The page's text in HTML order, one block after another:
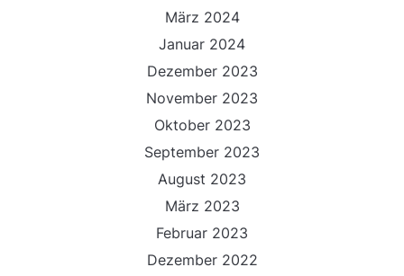
März 2024
Januar 2024
Dezember 2023
November 2023
Oktober 2023
September 2023
August 2023
März 2023
Februar 2023
Dezember 2022